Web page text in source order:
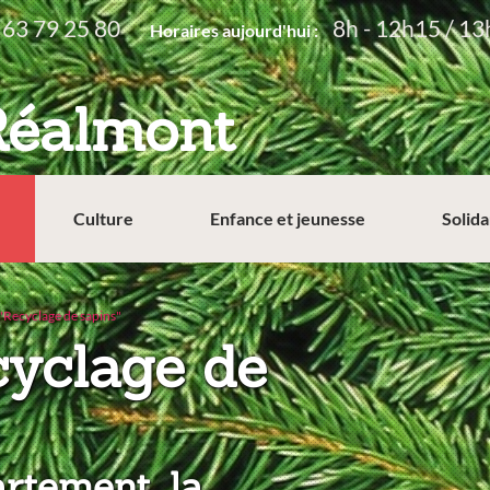
79 25 80 Horaires aujourd'hui : 8h - 12h15 /
Culture Enfance et jeunesse
de sapins"
de